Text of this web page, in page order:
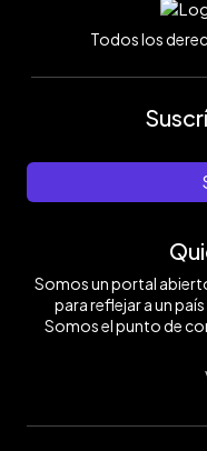
Todos los
Somos un portal
para reflejar a un
Somos el punto de